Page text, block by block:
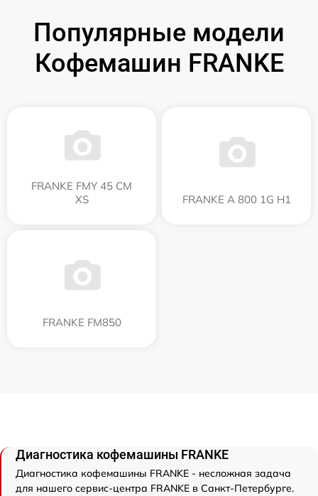
Популярные модели
Кофемашин FRANKE
FRANKE FMY 45 CM
XS
FRANKE A 800 1G H1
FRANKE FM850
Диагностика кофемашины FRANKE
Диагностика кофемашины FRANKE - несложная задача
для нашего сервис-центра FRANKE в Санкт-Петербурге.